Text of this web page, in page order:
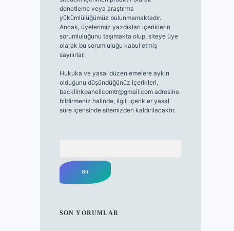
denetleme veya araştırma
yükümlülüğümüz bulunmamaktadır.
Ancak, üyelerimiz yazdıkları içeriklerin
sorumluluğunu taşımakta olup, siteye üye
olarak bu sorumluluğu kabul etmiş
sayılırlar.
Hukuka ve yasal düzenlemelere aykırı
olduğunu düşündüğünüz içerikleri,
backlinkpanelicomtr@gmail.comadresine
bildirmeniz halinde, ilgili içerikler yasal
süre içerisinde sitemizden kaldırılacaktır.
SON YORUMLAR